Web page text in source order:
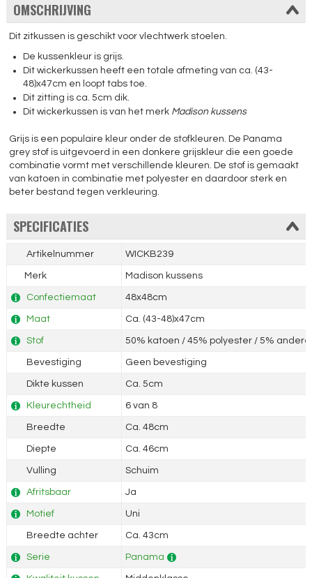
OMSCHRIJVING
Dit zitkussen is geschikt voor vlechtwerk stoelen.
De kussenkleur is grijs.
Dit wickerkussen heeft een totale afmeting van ca. (43-
48)x47cm en loopt tabs toe.
Dit zitting is ca. 5cm dik.
Dit wickerkussen is van het merk Madison kussens
Grijs is een populaire kleur onder de stofkleuren. De Panama
grey stof is uitgevoerd in een donkere grijskleur die een goede
combinatie vormt met verschillende kleuren. De stof is gemaakt
van katoen in combinatie met polyester en daardoor sterk en
beter bestand tegen verkleuring.
SPECIFICATIES
Artikelnummer WICKB239
Merk Madison kussens
Confectiemaat 48x48cm
Maat Ca. (43-48)x47cm
Stof 50% katoen / 45% polyester / 5%
Bevestiging Geen bevestiging
Dikte kussen Ca. 5cm
Kleurechtheid 6 van 8
Breedte Ca. 48cm
Diepte Ca. 46cm
Vulling Schuim
Afritsbaar Ja
Motief Uni
Breedte achter Ca. 43cm
Serie Panama